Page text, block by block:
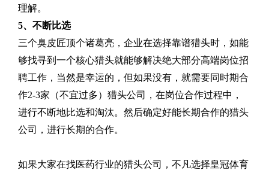
理解。
5、不断比选
三个臭皮匠顶个诸葛亮，企业在选择靠谱猎头时，如能
够找寻到一个核心猎头就能够解决绝大部分高端岗位招
聘工作，当然是幸运的，但如果没有，就需要同时期合
作2-3家（不宜过多）猎头公司，在岗位合作过程中，
进行不断地比选和淘汰。然后确定好能长期合作的猎头
公司，进行长期的合作。
如果大家在找医药行业的猎头公司，不凡选择皇冠体育